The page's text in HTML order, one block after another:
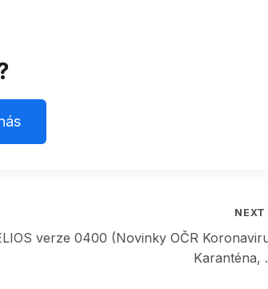
NEXT
verze 0400 (Novinky OČR
Karanténa,